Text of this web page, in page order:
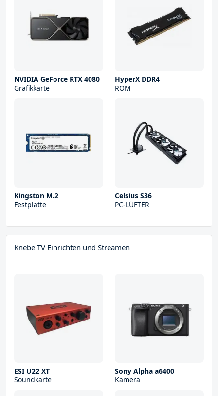
NVIDIA GeForce RTX 4080
Grafikkarte
HyperX DDR4
ROM
Kingston M.2
Festplatte
Celsius S36
PC-LÜFTER
KnebelTV Einrichten und Streamen
ESI U22 XT
Soundkarte
Sony Alpha a6400
Kamera